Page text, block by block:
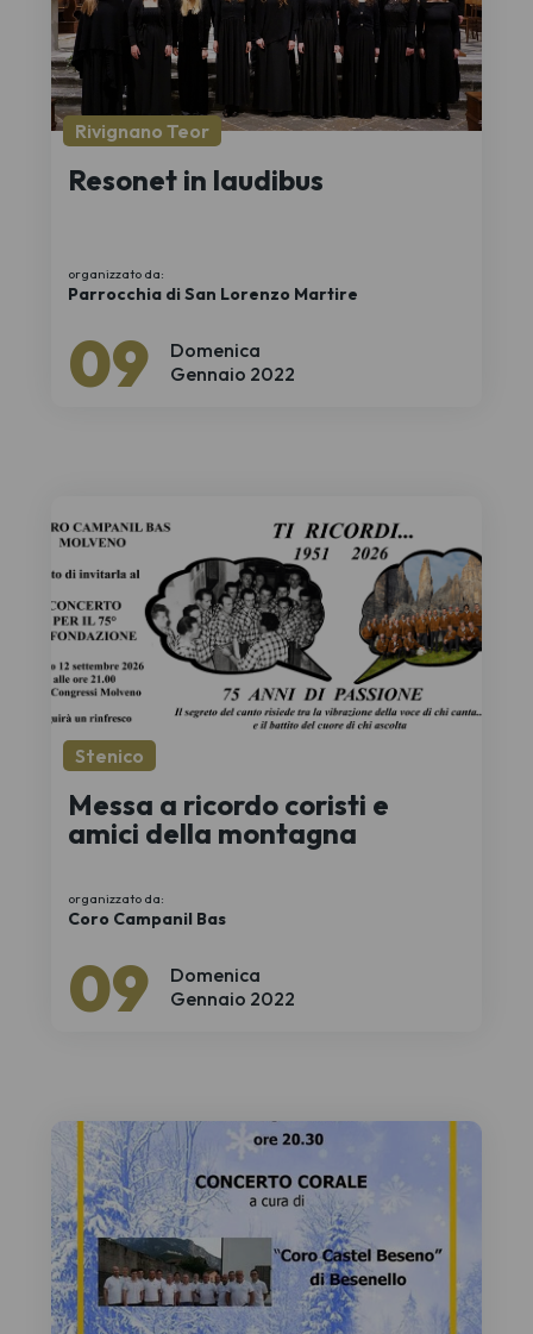
Domenica
09 Gennaio 2022
Rivignano Teor
Resonet in laudibus
organizzato da:
Parrocchia di San Lorenzo Martire
Domenica
09 Gennaio 2022
Stenico
Messa a ricordo coristi e
amici della montagna
organizzato da:
Coro Campanil Bas